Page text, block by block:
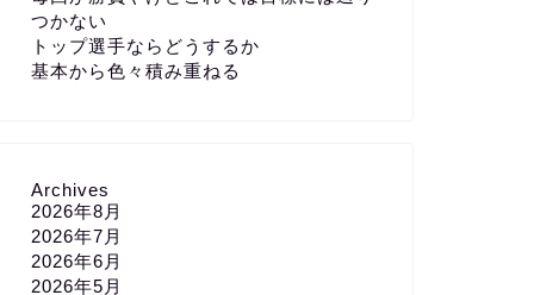
つかない
トップ選手ならどうするか
基本から色々積み重ねる
Archives
2026年8月
2026年7月
2026年6月
2026年5月